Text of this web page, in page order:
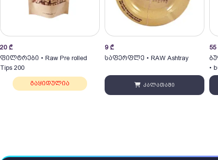
20 ₾
ფილტრები • Raw Pre rolled
Tips 200
გაყიდულია
9 ₾
საფერფლე • RAW Ashtray
კალათაში
55
•